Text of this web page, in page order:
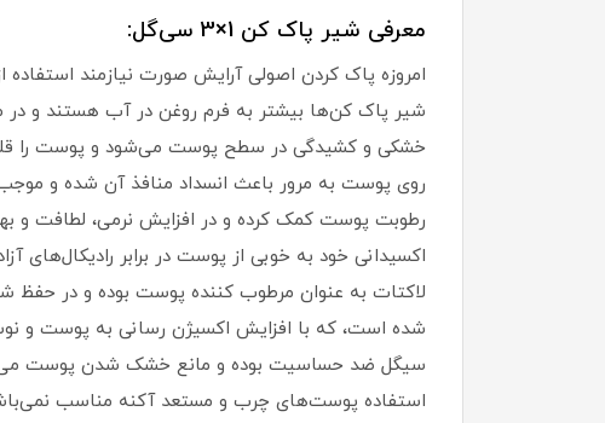
معرفی شیر پاک کن 1×3 سی‌گل:
امروزه پاک کردن اصولی آرایش صورت نیازمند
شیر پاک کن‌ها بیشتر به فرم روغن در آب هستند و در
خشکی و کشیدگی در سطح پوست می‌شود و پوست را
روی پوست به مرور باعث انسداد منافذ آن شده و
لاکتات به عنوان مرطوب کننده پوست بوده و در حفظ
شده است، که با افزایش اکسیژن رسانی به پوست و
سیگل ضد حساسیت بوده و مانع خشک شدن پوست
استفاده پوست‌های چرب و مستعد آکنه مناسب